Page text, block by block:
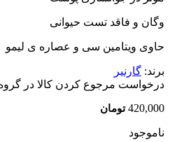
وگان و فاقد تست حیوانی
حاوی ویتامین سی و عصاره ی لیمو
برند: گارنیر
درخواست مرجوع کردن کالا در گروه
420,000 تومان
ناموجود